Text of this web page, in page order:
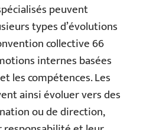
peuvent
types d’évolutions
collective 66
internes basées
les compétences. Les
ainsi évoluer vers des
ou de direction,